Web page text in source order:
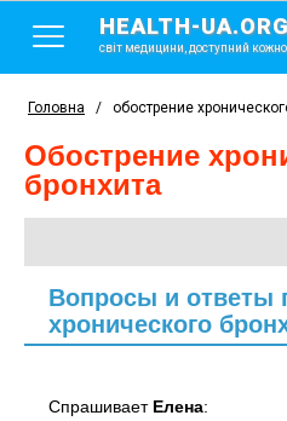
HEALTH-
світ медицини, доступний
Головна / обострение
обострение хронического
бронхита
Вопросы и ответы
хронического
Спрашивает Елена: